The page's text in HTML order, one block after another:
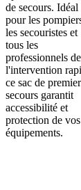
de secours. Idéal
pour les
les secouristes et
tous les
professionnels de
l'intervention
ce sac de
secours garantit
accessibilité et
protection de vos
équipements.